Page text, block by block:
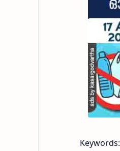
Keywords: